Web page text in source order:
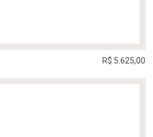
R$ 5.625,00